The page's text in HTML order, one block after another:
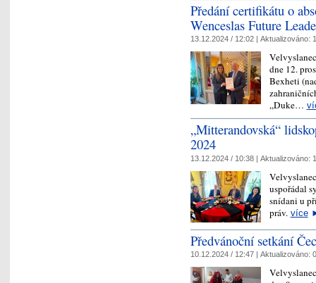
Předání certifikátu o
Wenceslas Future
13.12.2024 / 12:02 | Aktualizováno:
dne 12.
Bexheti
„Duke…
„Mitterandovská“
2024
13.12.2024 / 10:38 | Aktualizováno:
uspořádal
snídani u
práv. více
Předvánoční setkání
10.12.2024 / 12:47 | Aktualizováno: